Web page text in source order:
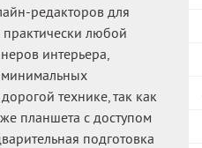
редакторов для
любой
интерьера,
минимальных
технике, так как
планшета с доступом
подготовка